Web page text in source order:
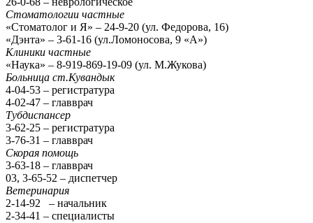
Стоматологии частные
«Стоматолог и Я» – 24-9-20 (ул. Федорова, 16)
«Дэнта» – 3-61-16 (ул.Ломоносова, 9 «А»)
Клиники частные
«Наука» – 8-919-869-19-09 (ул. М.Жукова)
Больница ст.Кувандык
4-04-53 – регистратура
4-02-47 – главврач
Тубдиспансер
3-62-25 – регистратура
3-76-31 – главврач
Скорая помощь
3-63-18 – главврач
03, 3-65-52 – диспетчер
Ветеринария
2-14-92 – начальник
2-34-41 – специалисты